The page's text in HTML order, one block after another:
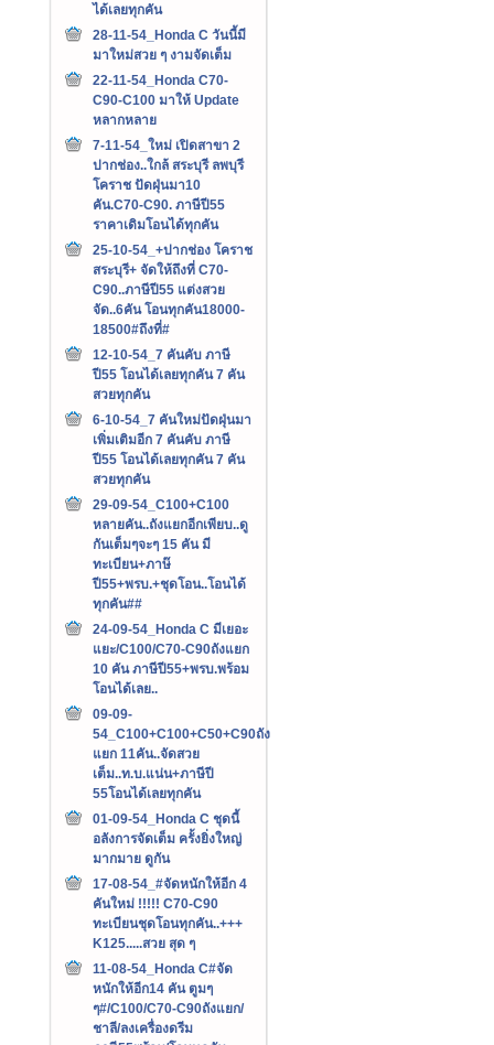
ได้เลยทุกคัน
28-11-54_Honda C วันนี้มี
มาใหม่สวย ๆ งามจัดเต็ม
22-11-54_Honda C70-
C90-C100 มาให้ Update
หลากหลาย
7-11-54_ใหม่ เปิดสาขา 2
ปากช่อง..ใกล้ สระบุรี ลพบุรี
โคราช ปัดฝุ่นมา10
คัน.C70-C90. ภาษีปี55
ราคาเดิมโอนได้ทุกคัน
25-10-54_+ปากช่อง โคราช
สระบุรี+ จัดให้ถึงที่ C70-
C90..ภาษีปี55 แต่งสวย
จัด..6คัน โอนทุกคัน18000-
18500#ถึงที่#
12-10-54_7 คันคับ ภาษี
ปี55 โอนได้เลยทุกคัน 7 คัน
สวยทุกคัน
6-10-54_7 คันใหม่ปัดฝุ่นมา
เพิ่มเติมอีก 7 คันคับ ภาษี
ปี55 โอนได้เลยทุกคัน 7 คัน
สวยทุกคัน
29-09-54_C100+C100
หลายคัน..ถังแยกอีกเพียบ..ดู
กันเต็มๆจะๆ 15 คัน มี
ทะเบียน+ภาษ๊
ปี55+พรบ.+ชุดโอน..โอนได้
ทุกคัน##
24-09-54_Honda C มีเยอะ
แยะ/C100/C70-C90ถังแยก
10 คัน ภาษีปี55+พรบ.พร้อม
โอนได้เลย..
09-09-
54_C100+C100+C50+C90ถัง
แยก 11คัน..จัดสวย
เต็ม..ท.บ.แน่น+ภาษีปี
55โอนได้เลยทุกคัน
01-09-54_Honda C ชุดนี้
อลังการจัดเต็ม ครั้งยิ่งใหญ่
มากมาย ดูกัน
17-08-54_#จัดหนักให้อีก 4
คันใหม่ !!!!! C70-C90
ทะเบียนชุดโอนทุกคัน..+++‏
K125.....สวย สุด ๆ
11-08-54_Honda C#จัด
หนักให้อีก14 คัน ตูมๆ
ๆ#/C100/C70-C90ถังแยก/
ชาลี/ลงเครื่องดรีม